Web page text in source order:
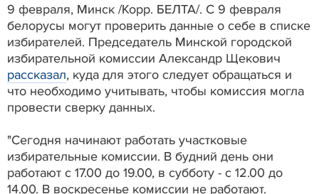
9 февраля, Минск /Корр. БЕЛТА/. С 9 февраля
белорусы могут проверить данные о себе в списке
избирателей. Председатель Минской городской
избирательной комиссии Александр Щекович
рассказал, куда для этого следует обращаться и
что необходимо учитывать, чтобы комиссия могла
провести сверку данных.
"Сегодня начинают работать участковые
избирательные комиссии. В будний день они
работают с 17.00 до 19.00, в субботу - с 12.00 до
14.00. В воскресенье комиссии не работают.